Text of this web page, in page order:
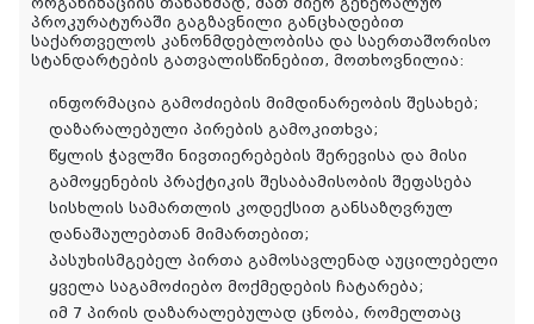
ორგანიზაციის თანახმად, მათ მიერ გენერალურ
პროკურატურაში გაგზავნილი განცხადებით
საქართველოს კანონმდებლობისა და საერთაშორისო
სტანდარტების გათვალისწინებით, მოთხოვნილია:
ინფორმაცია გამოძიების მიმდინარეობის შესახებ;
დაზარალებული პირების გამოკითხვა;
წყლის ჭავლში ნივთიერებების შერევისა და მისი
გამოყენების პრაქტიკის შესაბამისობის შეფასება
სისხლის სამართლის კოდექსით განსაზღვრულ
დანაშაულებთან მიმართებით;
პასუხისმგებელ პირთა გამოსავლენად აუცილებელი
ყველა საგამოძიებო მოქმედების ჩატარება;
იმ 7 პირის დაზარალებულად ცნობა, რომელთაც